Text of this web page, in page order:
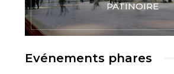
PATINOIRE
Evénements phares